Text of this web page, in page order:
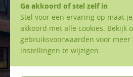
Ga akkoord of stel zelf in
Stel voor een ervaring op maat
akkoord met alle cookies. Bekijk
gebruiksvoorwaarden voor
instellingen te wijzigen.